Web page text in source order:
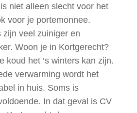
niet alleen slecht voor het
voor je portemonnee.
zijn veel zuiniger en
Woon je in Kortgerecht?
koud het ‘s winters kan zijn.
verwarming wordt het
in huis. Soms is
In dat geval is CV